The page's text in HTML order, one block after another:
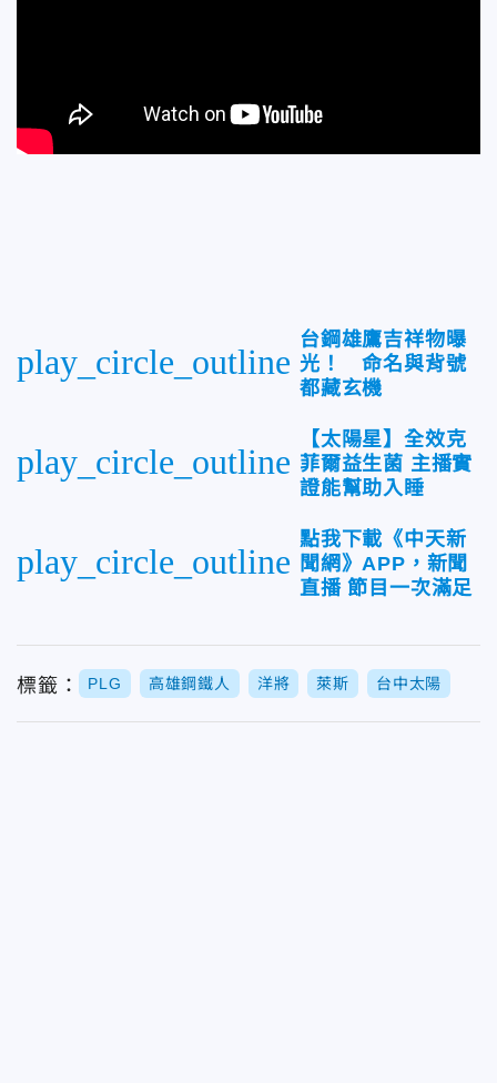
play_circle_outline
台鋼雄鷹吉祥物曝
光！ 命名與背號
都藏玄機
play_circle_outline
【太陽星】全效克
菲爾益生菌 主播實
證能幫助入睡
play_circle_outline
點我下載《中天新
聞網》APP，新聞
直播 節目一次滿足
標籤： PLG 高雄鋼鐵人 洋將 萊斯 台中太陽